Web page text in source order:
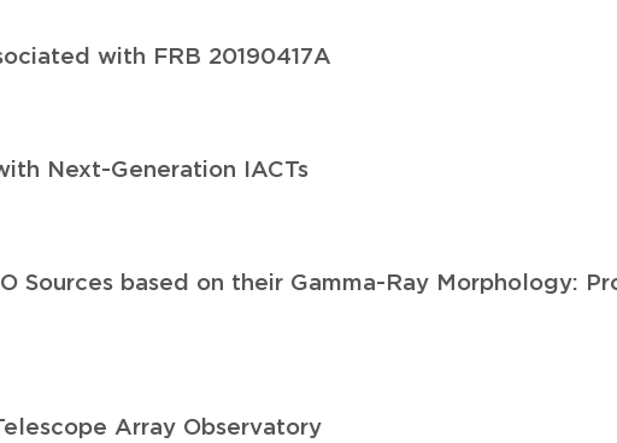
with FRB 20190417A
Next-Generation IACTs
Sources based on their Gamma-Ray Morphology:
Array Observatory